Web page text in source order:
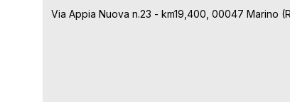
Via Appia Nuova n.23 - km19,400, 00047 Marino